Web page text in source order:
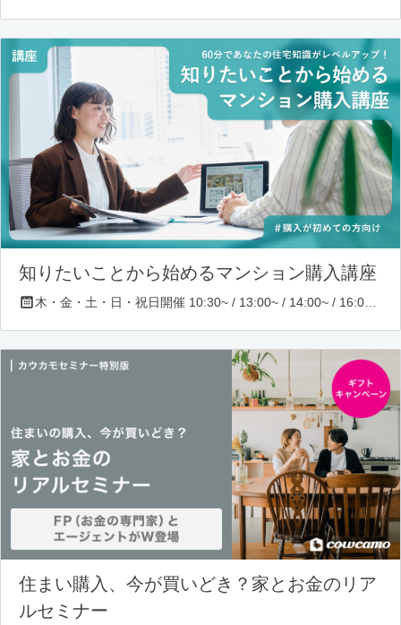
知りたいことから始めるマンション購入講座
住まい購入、今が買いどき？家とお金のリア
ルセミナー